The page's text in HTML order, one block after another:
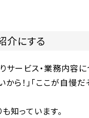
介にする
サービス・業務内容
ら！」「ここが自慢
知っています。